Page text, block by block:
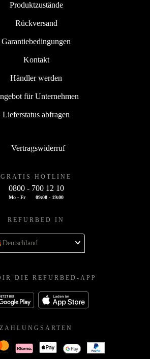
Produktzustände
Rückversand
Garantiebedingungen
Kontakt
Händler werden
für Unternehmen
Lieferstatus abfragen
Vertragswiderruf
GRATIS HOTLINE
0800 - 700 12 10
Mo - Fr 09:00 - 19:00
REFURBED IN
Deutschland
DIE REFURBED-APP
ZAHLUNGSARTEN